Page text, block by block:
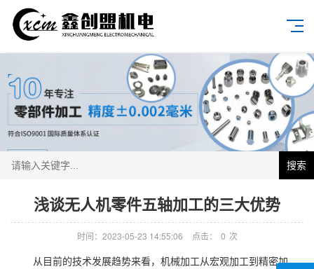
搜索
浅谈无人机零件五轴加工的三大优势
时间：2023-05-23 14:55:06 点击： 0 次
从目前的技术发展趋势来看，机械加工从宏观加工到精密加